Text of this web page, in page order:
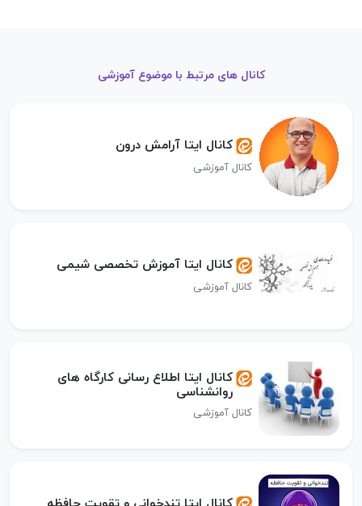
کانال های مرتبط با موضوع آموزشی
کانال ایتا آرامش درون
کانال آموزشی
کانال ایتا آموزش تخصصی شیمی
کانال آموزشی
کانال ایتا اطلاع رسانی کارگاه های
روانشناسی
کانال آموزشی